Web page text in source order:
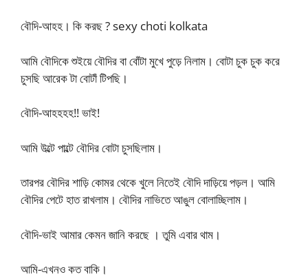
বৌদি-আহহ। কি করছ ? sexy choti kolkata
আমি বৌদিকে শুইয়ে বৌদির বা বোঁটা মুখে পুড়ে নিলাম। বোটা চুক চুক করে
চুসছি আরেক টা বোটাঁ টিপছি।
বৌদি-আহহহহ!! ভাই!
আমি উল্টে পাল্টে বৌদির বোটা চুসছিলাম।
তারপর বৌদির শাড়ি কোমর থেকে খুলে নিতেই বৌদি দাড়িয়ে পড়ল। আমি
বৌদির পেটে হাত রাখলাম। বৌদির নাভিতে আঙুল বোলাচ্ছিলাম।
বৌদি-ভাই আমার কেমন জানি করছে । তুমি এবার থাম।
আমি-এখনও কত বাকি।